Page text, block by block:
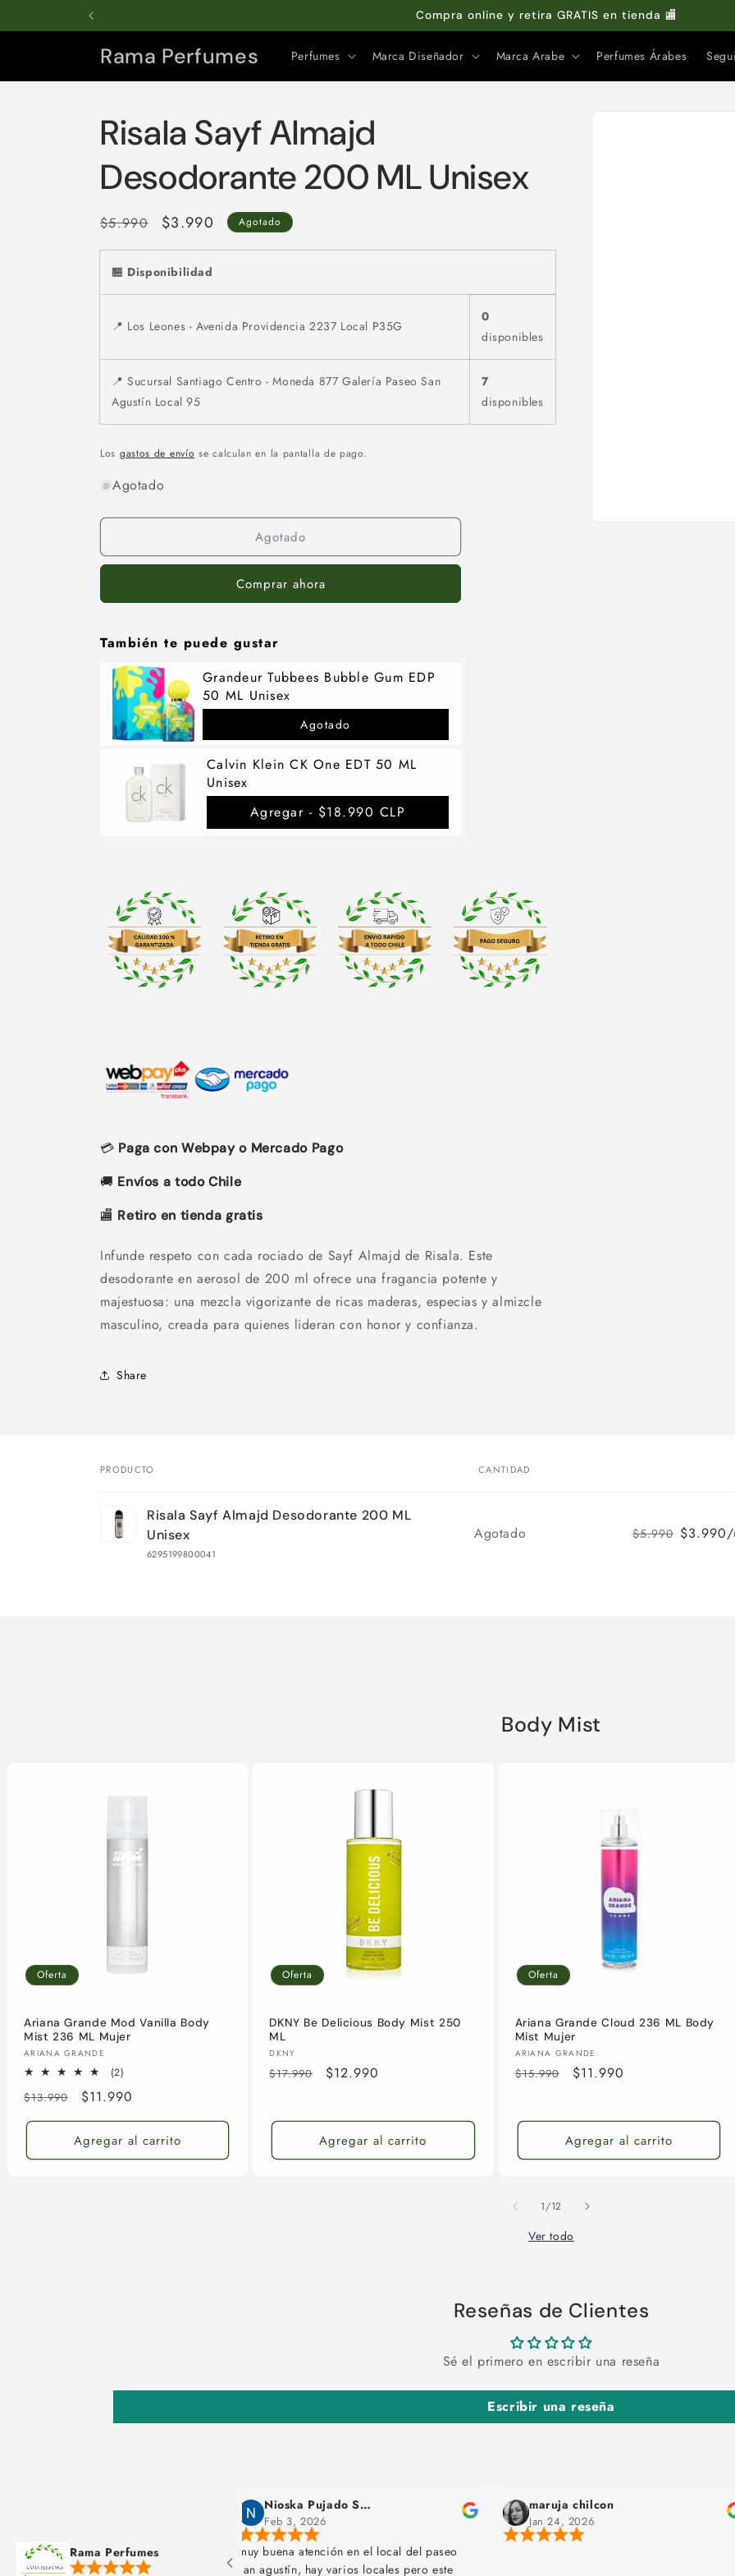
al contenido
Compra online y retira GRATIS en tienda 🏬
Rama Perfumes Perfumes Marca Diseñador Marca Arabe Perfumes Árabes
Risala Sayf Almajd
Desodorante 200 ML Unisex
Precio
habitual
$5.990
Precio
de
oferta
$3.990 Agotado
🏪 Disponibilidad
📍 Los Leones - Avenida Providencia 2237 Local P35G
0
disponibles
📍 Sucursal Santiago Centro - Moneda 877 Galería Paseo San
Agustín Local 95
7
disponibles
Los gastos de envío se calculan en la pantalla de pago.
Agotado
Agotado
Comprar ahora
También te puede gustar
Grandeur Tubbees Bubble Gum EDP
50 ML Unisex
Agotado
Calvin Klein CK One EDT 50 ML
Unisex
Agregar - $18.990 CLP
💳 Paga con Webpay o Mercado Pago
🚚 Envíos a todo Chile
🏬 Retiro en tienda gratis
Infunde respeto con cada rociado de Sayf Almajd de Risala. Este
desodorante en aerosol de 200 ml ofrece una fragancia potente y
majestuosa: una mezcla vigorizante de ricas maderas, especias y almizcle
masculino, creada para quienes lideran con honor y confianza.
Share
carrito
PRODUCTO CANTIDAD
Risala Sayf Almajd Desodorante 200 ML
Unisex
6295199800041
Cantidad
Agotado $5.990 $3.990/
Body Mist
Oferta
Ariana Grande Mod Vanilla Body
Mist 236 ML Mujer
Proveedor:
ARIANA GRANDE
(2)
totales
Precio
habitual
$13.990
Precio
de
oferta
$11.990
Agregar al carrito
Oferta
DKNY Be Delicious Body Mist 250
ML
Proveedor:
DKNY
Precio
$17.990
Precio
$12.990
Agregar al carrito
Oferta
Ariana Grande Cloud 236 ML Body
Mist Mujer
Proveedor:
ARIANA GRANDE
Precio
$15.990
Precio
$11.990
Agregar al carrito
1/de
12
Ver todo
Reseñas de Clientes
Sé el primero en escribir una reseña
Escribir una reseña
Rama Perfumes
atención en el local del paseo
hay varios locales pero este
maruja chilcon
Jan 24, 2026
maximiliano 2093
Jan 12, 2026